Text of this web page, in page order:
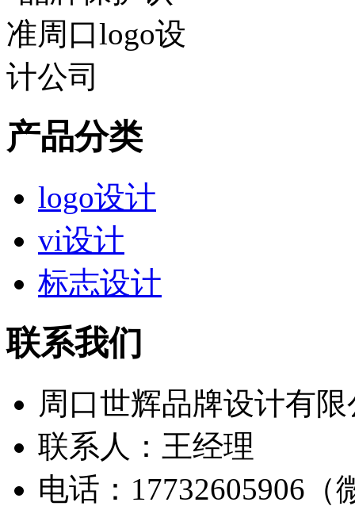
产品分类
logo设计
vi设计
标志设计
联系我们
周口世辉品牌设计有
联系人：王经理
电话：17732605906（